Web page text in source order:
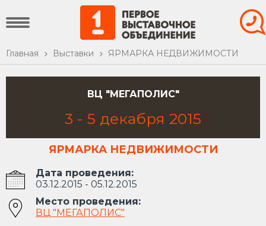
Главная Выставки ЯРМАРКА НЕДВИЖИМОСТИ
ВЦ "МЕГАПОЛИС"
3 - 5 декабря 2015
ЯРМАРКА НЕДВИЖИМОСТИ
Дата проведения:
03.12.2015 - 05.12.2015
Место проведения:
ВЦ "МЕГАПОЛИС"